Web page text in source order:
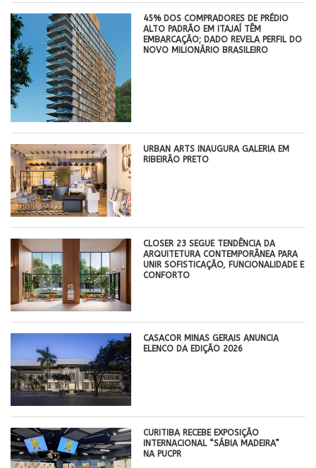
45% DOS COMPRADORES DE PRÉDIO
ALTO PADRÃO EM ITAJAÍ TÊM
EMBARCAÇÃO; DADO REVELA PERFIL DO
NOVO MILIONÁRIO BRASILEIRO
​URBAN ARTS INAUGURA GALERIA EM
RIBEIRÃO PRETO
CLOSER 23 SEGUE TENDÊNCIA DA
ARQUITETURA CONTEMPORÂNEA PARA
UNIR SOFISTICAÇÃO, FUNCIONALIDADE E
CONFORTO
CASACOR MINAS GERAIS ANUNCIA
ELENCO DA EDIÇÃO 2026
CURITIBA RECEBE EXPOSIÇÃO
INTERNACIONAL “SÁBIA MADEIRA”
NA PUCPR